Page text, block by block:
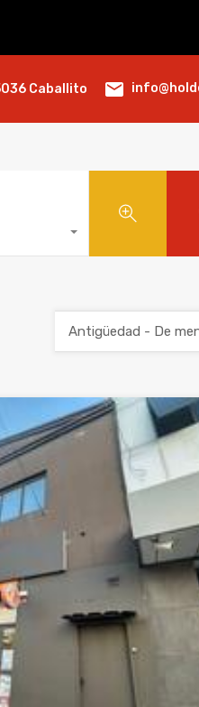
Caballito
Antigüedad - De